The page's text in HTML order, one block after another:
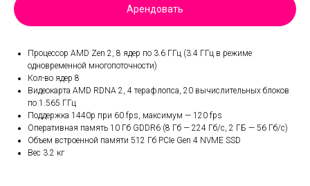
Арендовать
Процессор AMD Zen 2, 8 ядер по 3.6 ГГц (3.4 ГГц в режиме
одновременной многопоточности)
Кол-во ядер 8
Видеокарта AMD RDNA 2, 4 терафлопса, 20 вычислительных блоков
по 1.565 ГГц
Поддержка 1440p при 60 fps, максимум — 120 fps
Оперативная память 10 Гб GDDR6 (8 Гб — 224 Гб/с, 2 ГБ — 56 Гб/с)
Объем встроенной памяти 512 Гб PCIe Gen 4 NVME SSD
Вес 3.2 кг